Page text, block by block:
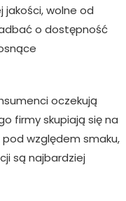
jakości, wolne od
o dostępność
oczekują
firmy skupiają się na
względem smaku,
są najbardziej